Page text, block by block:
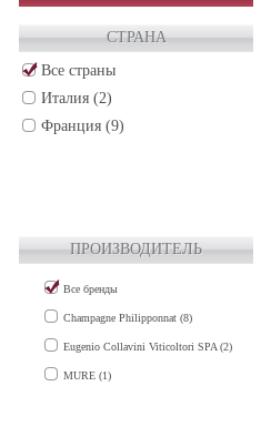
СТРАНА
Все страны
Италия (2)
Франция (9)
ПРОИЗВОДИТЕЛЬ
Все бренды
Champagne Philipponnat (8)
Eugenio Collavini Viticoltori SPA (2)
MURE (1)